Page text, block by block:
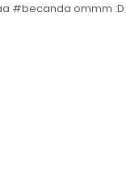
#becanda ommm :D